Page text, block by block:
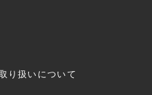
り扱いについて